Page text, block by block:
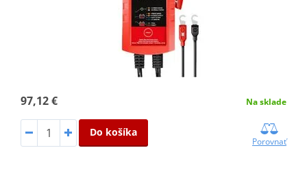
97,12 € Na sklade
Do košíka
Porovnať